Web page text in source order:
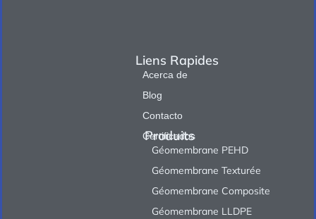
Liens Rapides
Acerca de
Blog
Contacto
Certificados
Produits
Géomembrane PEHD
Géomembrane Texturée
Géomembrane Composite
Géomembrane LLDPE